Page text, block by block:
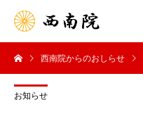
西南院からのおしらせ
お知らせ